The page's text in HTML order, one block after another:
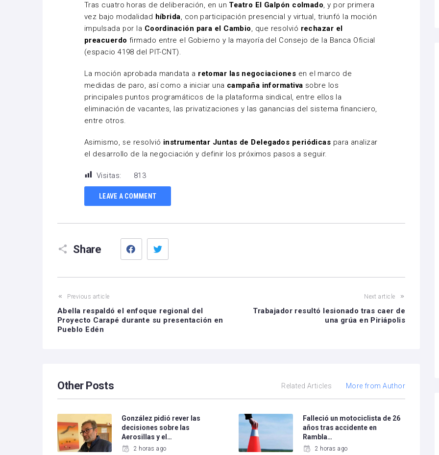
Tras cuatro horas de deliberación, en un Teatro El Galpón colmado, y por primera
vez bajo modalidad híbrida, con participación presencial y virtual, triunfó la moción
impulsada por la Coordinación para el Cambio, que resolvió rechazar el
preacuerdo firmado entre el Gobierno y la mayoría del Consejo de la Banca Oficial
(espacio 4198 del PIT-CNT).
La moción aprobada mandata a retomar las negociaciones en el marco de
medidas de paro, así como a iniciar una campaña informativa sobre los
principales puntos programáticos de la plataforma sindical, entre ellos la
eliminación de vacantes, las privatizaciones y las ganancias del sistema financiero,
entre otros.
Asimismo, se resolvió instrumentar Juntas de Delegados periódicas para analizar
el desarrollo de la negociación y definir los próximos pasos a seguir.
Visitas: 813
LEAVE A COMMENT
Share
Facebook
Previous article
Abella respaldó el enfoque regional del
Proyecto Carapé durante su presentación en
Pueblo Edén
Next article
Trabajador resultó lesionado tras caer de
una grúa en Piriápolis
Other Posts Related Articles More from Author
González pidió rever las
decisiones sobre las
Aerosillas y el…
2 horas ago
Falleció un motociclista de 26
años tras accidente en
Rambla…
2 horas ago